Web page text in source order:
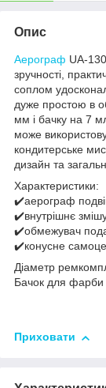
Опис
Аерограф UA-
зручності,
соплом
дуже простою в
мм і бачку на 7
може
кондитерське
дизайн та
Характеристики:
✔️аерограф
✔️внутрішнє
✔️обмежувач
✔️конусне
Діаметр
Бачок для
Приховати